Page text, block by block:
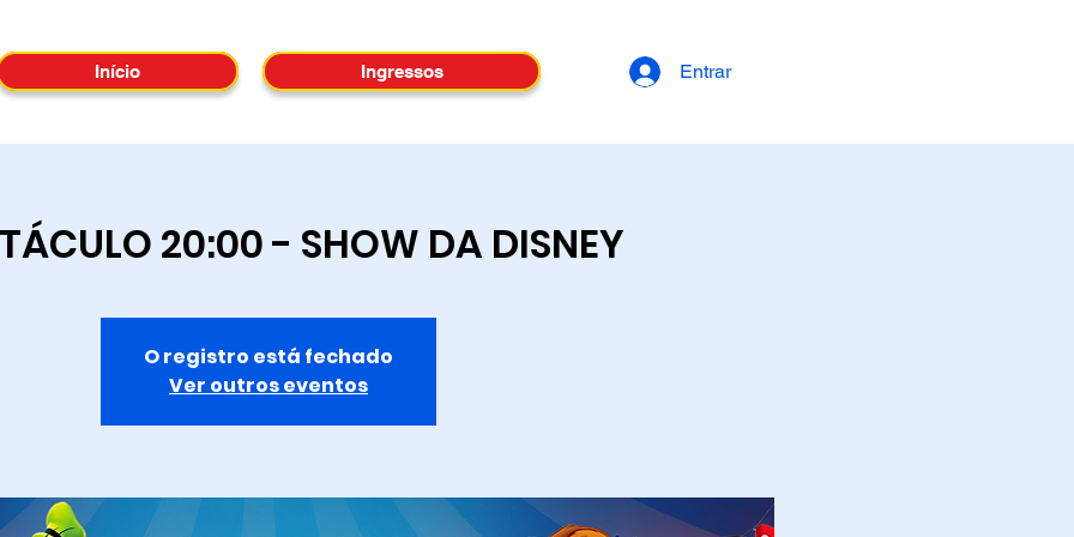
Início Ingressos Entrar
20:00 - SHOW DA DISNEY
O registro está fechado
Ver outros eventos